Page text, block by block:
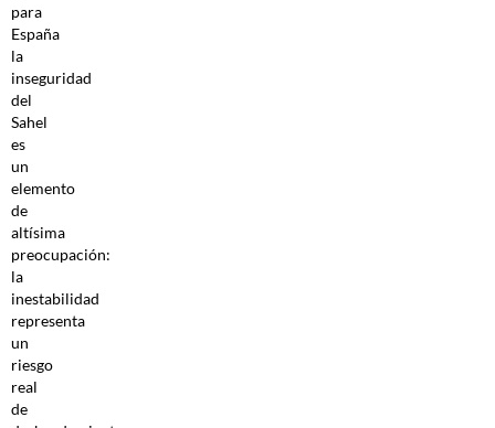
para
España
la
inseguridad
del
Sahel
es
un
elemento
de
altísima
preocupación:
la
inestabilidad
representa
un
riesgo
real
de